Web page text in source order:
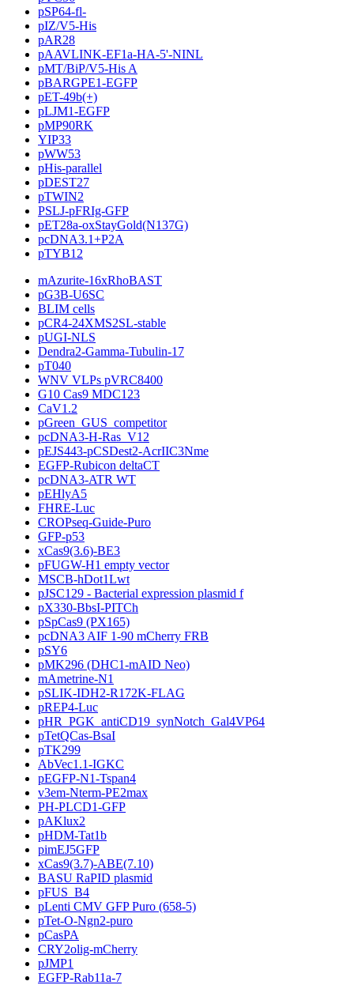
pSP64-fl-
pIZ/V5-His
pAR28
pAAVLINK-EF1a-HA-5'-NINL
pMT/BiP/V5-His A
pBARGPE1-EGFP
pET-49b(+)
pLJM1-EGFP
pMP90RK
YIP33
pWW53
pHis-parallel
pDEST27
pTWIN2
PSLJ-pFRIg-GFP
pET28a-oxStayGold(N137G)
pcDNA3.1+P2A
pTYB12
mAzurite-16xRhoBAST
pG3B-U6SC
BLIM cells
pCR4-24XMS2SL-stable
pUGI-NLS
Dendra2-Gamma-Tubulin-17
pT040
WNV VLPs pVRC8400
G10 Cas9 MDC123
CaV1.2
pGreen_GUS_competitor
pcDNA3-H-Ras_V12
pEJS443-pCSDest2-AcrIIC3Nme
EGFP-Rubicon deltaCT
pcDNA3-ATR WT
pEHlyA5
FHRE-Luc
CROPseq-Guide-Puro
GFP-p53
xCas9(3.6)-BE3
pFUGW-H1 empty vector
MSCB-hDot1Lwt
pJSC129 - Bacterial expression plasmid f
pX330-BbsI-PITCh
pSpCas9 (PX165)
pcDNA3 AIF 1-90 mCherry FRB
pSY6
pMK296 (DHC1-mAID Neo)
mAmetrine-N1
pSLIK-IDH2-R172K-FLAG
pREP4-Luc
pHR_PGK_antiCD19_synNotch_Gal4VP64
pTetQCas-BsaI
pTK299
AbVec1.1-IGKC
pEGFP-N1-Tspan4
v3em-Nterm-PE2max
PH-PLCD1-GFP
pAKlux2
pHDM-Tat1b
pimEJ5GFP
xCas9(3.7)-ABE(7.10)
BASU RaPID plasmid
pFUS_B4
pLenti CMV GFP Puro (658-5)
pTet-O-Ngn2-puro
pCasPA
CRY2olig-mCherry
pJMP1
EGFP-Rab11a-7